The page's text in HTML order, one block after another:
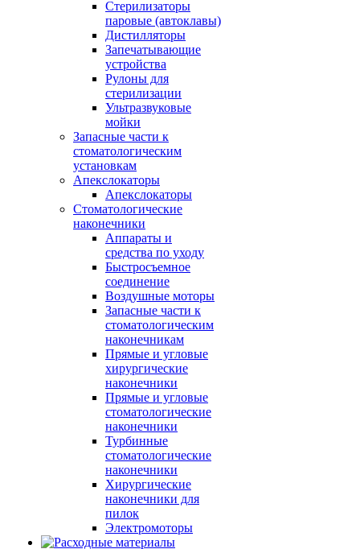
Стерилизаторы
паровые (автоклавы)
Дистилляторы
Запечатывающие
устройства
Рулоны для
стерилизации
Ультразвуковые
мойки
Запасные части к
стоматологическим
установкам
Апекслокаторы
Апекслокаторы
Стоматологические
наконечники
Аппараты и
средства по уходу
Быстросъемное
соединение
Воздушные моторы
Запасные части к
стоматологическим
наконечникам
Прямые и угловые
хирургические
наконечники
Прямые и угловые
стоматологические
наконечники
Турбинные
стоматологические
наконечники
Хирургические
наконечники для
пилок
Электромоторы